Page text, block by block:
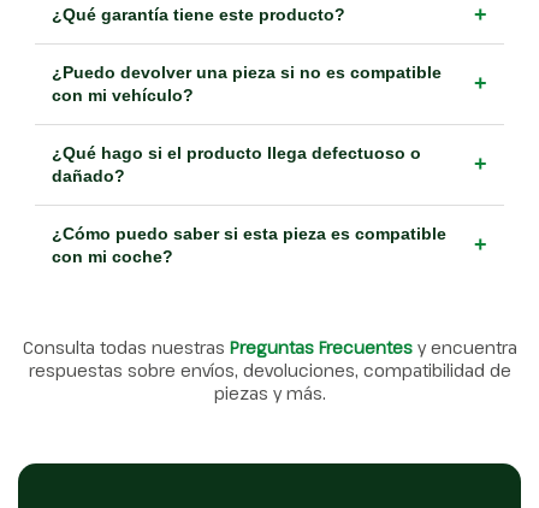
¿Qué garantía tiene este producto? +
¿Puedo devolver una pieza si no es compatible
con mi vehículo?
+
¿Qué hago si el producto llega defectuoso o
dañado?
+
¿Cómo puedo saber si esta pieza es compatible
con mi coche?
+
Consulta todas nuestras Preguntas Frecuentes y encuentra
respuestas sobre envíos, devoluciones, compatibilidad de
piezas y más.